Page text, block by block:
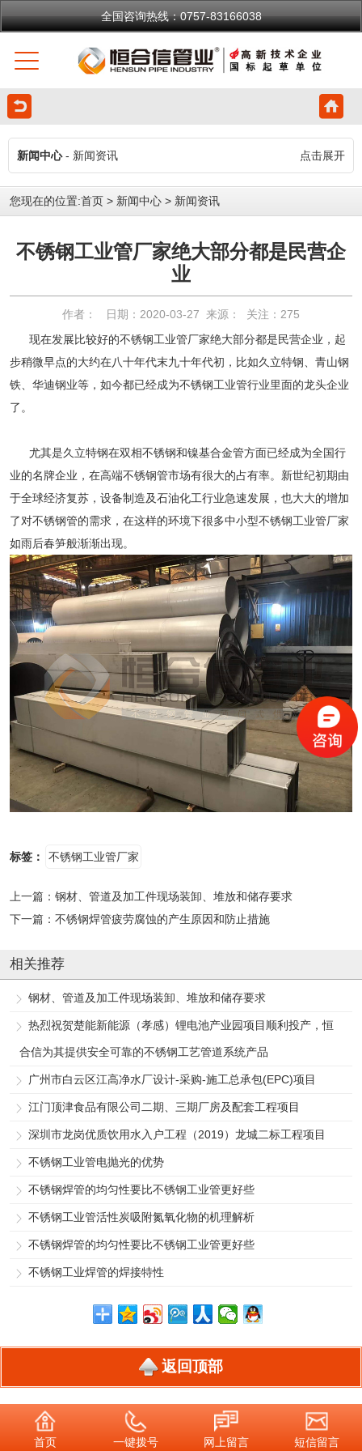
全国咨询热线：0757-83166038
新闻中心- 新闻资讯 点击展开
您现在的位置:首页 > 新闻中心 > 新闻资讯
不锈钢工业管厂家绝大部分都是民营企
业
作者： 日期：2020-03-27 来源： 关注： 275
现在发展比较好的不锈钢工业管厂家绝大部分都是民营企业，起
步稍微早点的大约在八十年代末九十年代初，比如久立特钢、青山钢
铁、华迪钢业等，如今都已经成为不锈钢工业管行业里面的龙头企业
了。
尤其是久立特钢在双相不锈钢和镍基合金管方面已经成为全国行
业的名牌企业，在高端不锈钢管市场有很大的占有率。新世纪初期由
于全球经济复苏，设备制造及石油化工行业急速发展，也大大的增加
了对不锈钢管的需求，在这样的环境下很多中小型不锈钢工业管厂家
如雨后春笋般渐渐出现。
标签： 不锈钢工业管厂家
上一篇： 钢材、管道及加工件现场装卸、堆放和储存要求
下一篇： 不锈钢焊管疲劳腐蚀的产生原因和防止措施
相关推荐
钢材、管道及加工件现场装卸、堆放和储存要求
热烈祝贺楚能新能源（孝感）锂电池产业园项目顺利投产，恒
合信为其提供安全可靠的不锈钢工艺管道系统产品
广州市白云区江高净水厂设计-采购-施工总承包(EPC)项目
江门顶津食品有限公司二期、三期厂房及配套工程项目
深圳市龙岗优质饮用水入户工程（2019）龙城二标工程项目
不锈钢工业管电抛光的优势
不锈钢焊管的均匀性要比不锈钢工业管更好些
不锈钢工业管活性炭吸附氮氧化物的机理解析
不锈钢焊管的均匀性要比不锈钢工业管更好些
不锈钢工业焊管的焊接特性
首页 一键拨号 网上留言 短信留言
返回顶部